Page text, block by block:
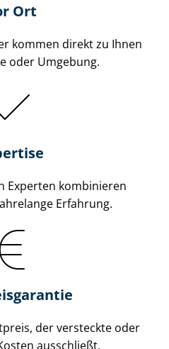
Ort
kommen direkt zu Ihnen
oder Umgebung.
Experten kombinieren
Erfahrung.
der versteckte oder
ausschließt.